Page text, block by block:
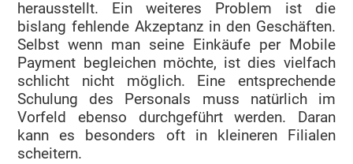
herausstellt. Ein weiteres Problem ist die
bislang fehlende Akzeptanz in den Geschäften.
Selbst wenn man seine Einkäufe per Mobile
Payment begleichen möchte, ist dies vielfach
schlicht nicht möglich. Eine entsprechende
Schulung des Personals muss natürlich im
Vorfeld ebenso durchgeführt werden. Daran
kann es besonders oft in kleineren Filialen
scheitern.